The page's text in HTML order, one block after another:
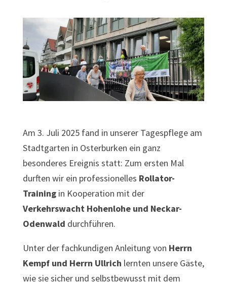
Am 3. Juli 2025 fand in unserer Tagespflege am
Stadtgarten in Osterburken ein ganz
besonderes Ereignis statt: Zum ersten Mal
durften wir ein professionelles Rollator-
Trainingin Kooperation mit der
Verkehrswacht Hohenlohe und Neckar-
Odenwald durchführen.
Unter der fachkundigen Anleitung von Herrn
Kempf und Herrn Ullrich lernten unsere Gäste,
wie sie sicher und selbstbewusst mit dem